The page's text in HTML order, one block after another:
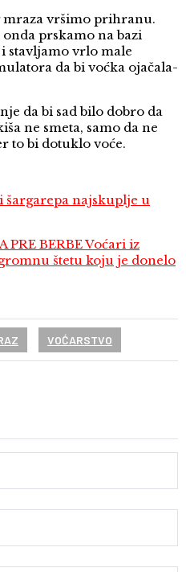
mraza vršimo prihranu.
prskamo na bazi
stavljamo vrlo male
da bi voćka ojačala-
da bi sad bilo dobro da
ne smeta, samo da ne
to bi dotuklo voće.
šargarepa najskuplje u
PRE BERBE Voćari iz
štetu koju je donelo
VOĆARSTVO